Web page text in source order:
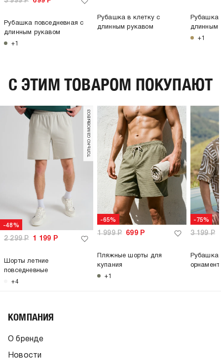
Рубашка повседневная с
длинным рукавом
+1
Рубашка в клетку с
длинным рукавом
Рубашка
длинным
+1
C ЭТИМ ТОВАРОМ ПОКУПАЮТ
-48%
только самовывоз
2 299Р 1 199 Р
Шорты летние
повседневные
+4
-65%
1 999Р 699Р
Пляжные шорты для
купания
+1
-75%
3 199Р
Рубашка
КОМПАНИЯ
О бренде
Новости